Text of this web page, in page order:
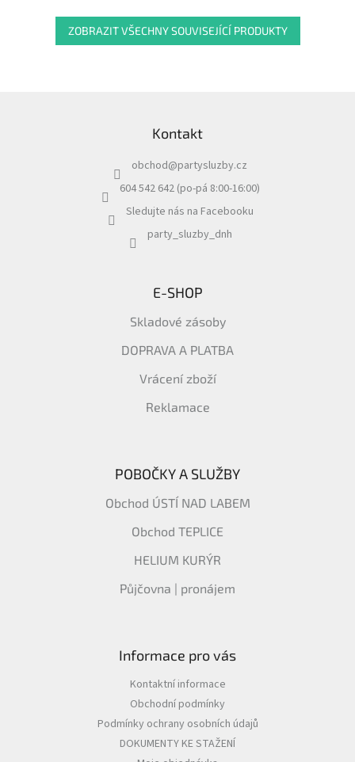
ZOBRAZIT VŠECHNY SOUVISEJÍCÍ PRODUKTY
Kontakt
obchod@partysluzby.cz
604 542 642 (po-pá 8:00-16:00)
Sledujte nás na Facebooku
party_sluzby_dnh
E-SHOP
Skladové zásoby
DOPRAVA A PLATBA
Vrácení zboží
Reklamace
POBOČKY A SLUŽBY
Obchod ÚSTÍ NAD LABEM
Obchod TEPLICE
HELIUM KURÝR
Půjčovna | pronájem
Informace pro vás
Kontaktní informace
Obchodní podmínky
Podmínky ochrany osobních údajů
DOKUMENTY KE STAŽENÍ